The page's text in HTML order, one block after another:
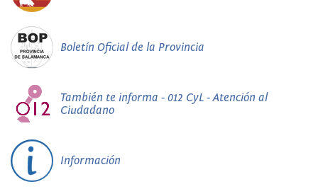
Boletín Oficial de la Provincia
También te informa - 012 CyL - Atención al
Ciudadano
Información